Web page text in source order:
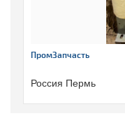
ПромЗапчасть
Россия Пермь